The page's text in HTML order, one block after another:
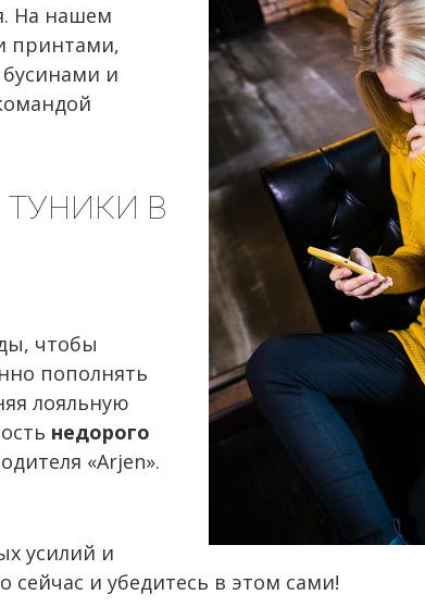
На нашем
принтами,
и
В
чтобы
пополнять
лояльную
недорого
«Arjen».
усилий и
и убедитесь в этом сами!